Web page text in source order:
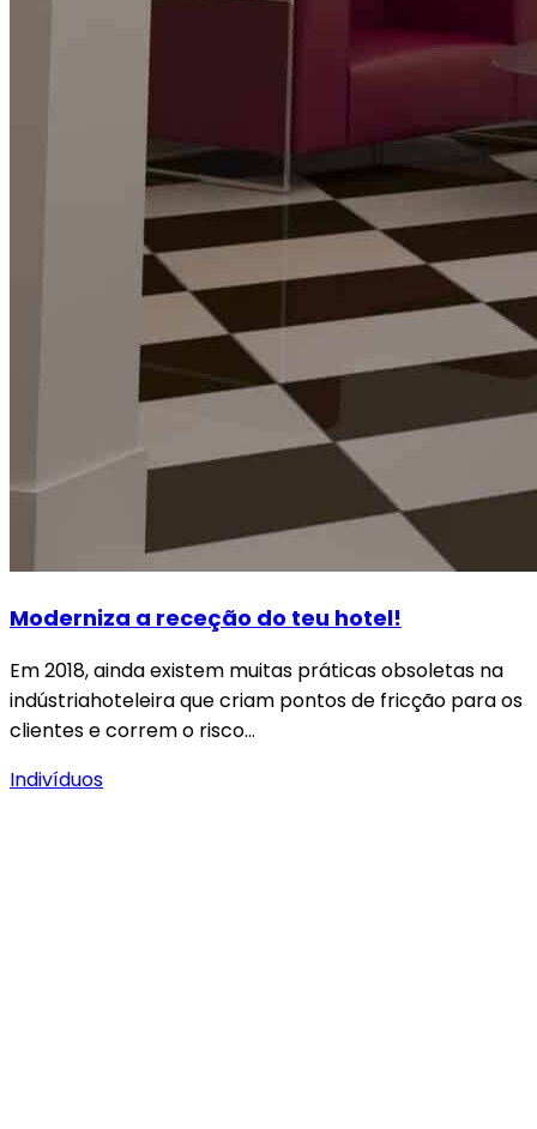
Moderniza a receção do teu hotel!
Em 2018, ainda existem muitas práticas obsoletas na
indústriahoteleira que criam pontos de fricção para os
clientes e correm o risco…
Indivíduos